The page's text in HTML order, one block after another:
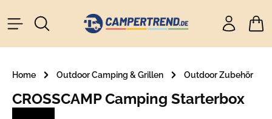
springen
Home Outdoor Camping & Grillen Outdoor Zubehör
CROSSCAMP Camping Starterbox